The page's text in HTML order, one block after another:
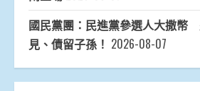
國民黨團：民進黨參選人大撒幣
見、債留子孫！ 2026-08-07